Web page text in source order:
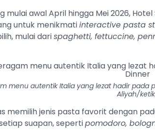
mulai awal April hingga Mei 2026,
untuk menikmatiinteractive pasta
mulai darispaghetti, fettuccine,
menu autentik Italia yang lezat hadir pada
Aliyah/
memilih jenis pasta favorit dengan
suapan, sepertipomodoro,